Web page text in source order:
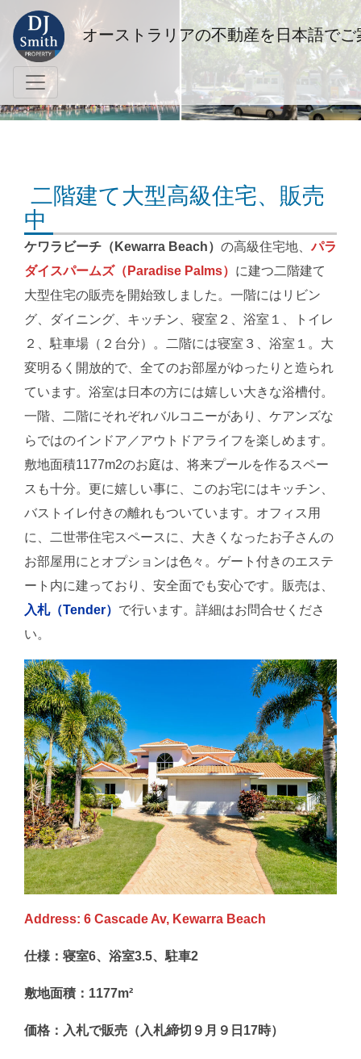
オーストラリアの不動産を日本語でご
二階建て大型高級住宅、販売
中
ケワラビーチ（Kewarra Beach） の高級住宅地、パラ
ダイスパームズ（Paradise Palms） に建つ二階建て
大型住宅の販売を開始致しました。一階にはリビン
グ、ダイニング、キッチン、寝室２、浴室１、トイレ
２、駐車場（２台分）。二階には寝室３、浴室１。大
変明るく開放的で、全てのお部屋がゆったりと造られ
ています。浴室は日本の方には嬉しい大きな浴槽付。
一階、二階にそれぞれバルコニーがあり、ケアンズな
らではのインドア／アウトドアライフを楽しめます。
敷地面積1177m2のお庭は、将来プールを作るスペー
スも十分。更に嬉しい事に、このお宅にはキッチン、
バストイレ付きの離れもついています。オフィス用
に、二世帯住宅スペースに、大きくなったお子さんの
お部屋用にとオプションは色々。ゲート付きのエステ
ート内に建っており、安全面でも安心です。販売は、
入札（Tender） で行います。詳細はお問合せくださ
い。
Address: 6 Cascade Av, Kewarra Beach
仕様：寝室6、浴室3.5、駐車2
敷地面積：1177m²
価格：入札で販売（入札締切９月９日17時）